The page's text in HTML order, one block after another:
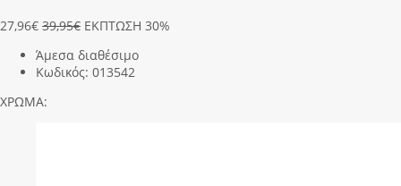
27,96€ 39,95€ ΕΚΠΤΩΣΗ 30%
Άμεσα διαθέσιμο
Κωδικός: 013542
ΧΡΩΜΑ: